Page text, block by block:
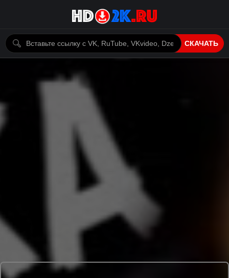
СКАЧАТЬ